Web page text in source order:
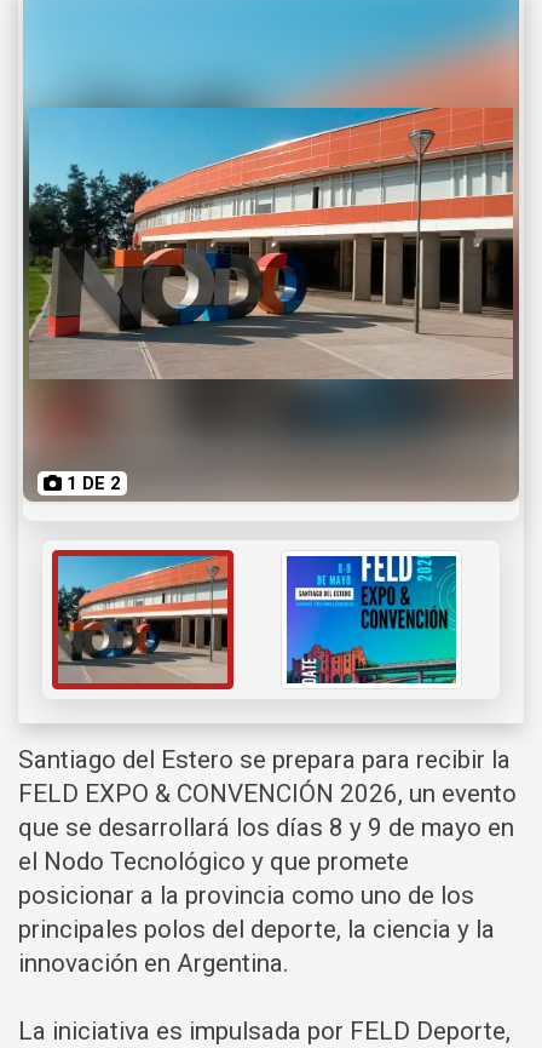
1 DE 2
Santiago del Estero se prepara para recibir la
FELD EXPO & CONVENCIÓN 2026, un evento
que se desarrollará los días 8 y 9 de mayo en
el Nodo Tecnológico y que promete
posicionar a la provincia como uno de los
principales polos del deporte, la ciencia y la
innovación en Argentina.
La iniciativa es impulsada por FELD Deporte,